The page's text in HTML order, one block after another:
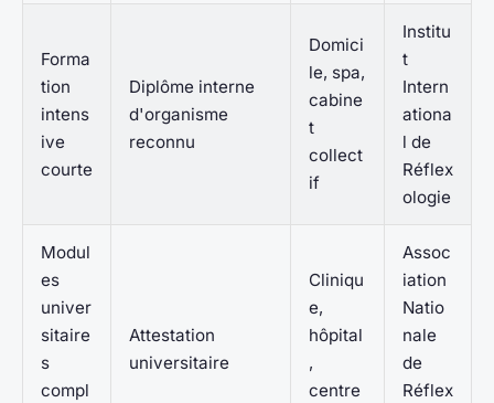
Forma
tion
intens
ive
courte
Diplôme interne
d'organisme
reconnu
Domici
le, spa,
cabine
t
collect
if
Institu
t
Intern
ationa
l de
Réflex
ologie
Modul
es
univer
sitaire
s
compl
Attestation
universitaire
Cliniqu
e,
hôpital
,
centre
Assoc
iation
Natio
nale
de
Réflex